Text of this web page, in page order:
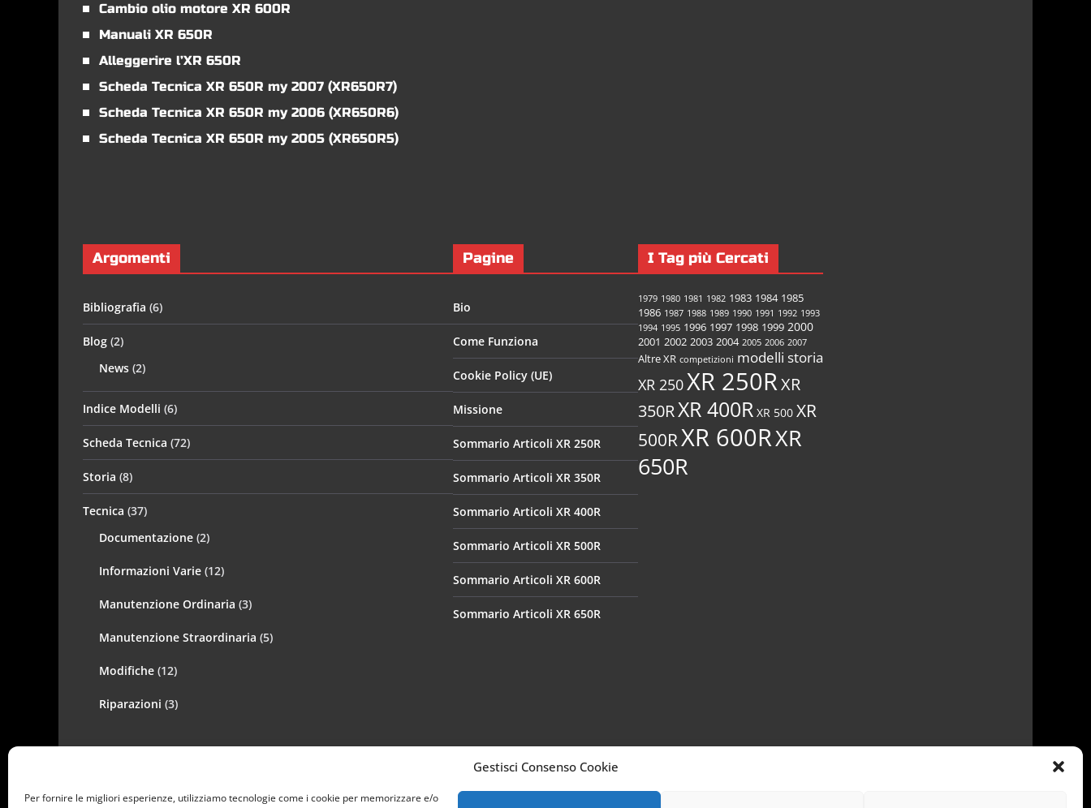
Gestisci Consenso Cookie
Per fornire le migliori esperienze, utilizziamo tecnologie come i cookie per memorizzare e/o
Cambio olio motore XR 600R
Manuali XR 650R
Alleggerire l’XR 650R
Scheda Tecnica XR 650R my 2007 (XR650R7)
Scheda Tecnica XR 650R my 2006 (XR650R6)
Scheda Tecnica XR 650R my 2005 (XR650R5)
Argomenti
Bibliografia (6)
Blog (2)
News (2)
Indice Modelli (6)
Scheda Tecnica (72)
Storia (8)
Tecnica (37)
Documentazione (2)
Informazioni Varie (12)
Manutenzione Ordinaria (3)
Manutenzione Straordinaria (5)
Modifiche (12)
Riparazioni (3)
Pagine
Bio
Come Funziona
Cookie Policy (UE)
Missione
Sommario Articoli XR 250R
Sommario Articoli XR 350R
Sommario Articoli XR 400R
Sommario Articoli XR 500R
Sommario Articoli XR 600R
Sommario Articoli XR 650R
I Tag più Cercati
1979 1980 1981 1982 1983 1984 1985
1986 1987 1988 1989 1990 1991 1992 1993
1994 1995 1996 1997 1998 1999 2000
2001 2002 2003 2004 2005 2006 2007
Altre XR competizioni modelli storia
XR 250XR 250RXR
350RXR 400R XR 500 XR
500RXR 600RXR
650R